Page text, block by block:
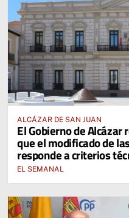
ALCÁZAR DE SAN JUAN
El Gobierno de Alcázar
que el modificado de
responde a criterios
EL SEMANAL